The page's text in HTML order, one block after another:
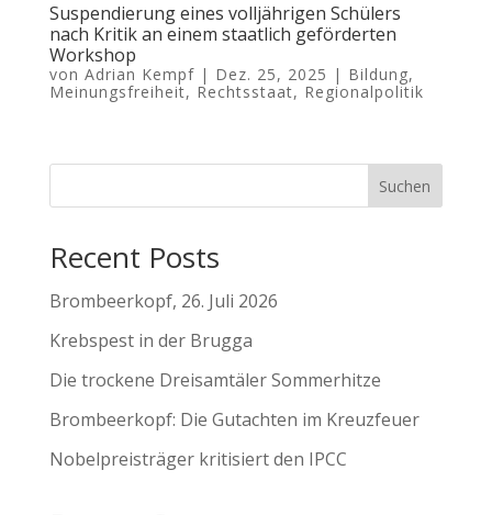
Suspendierung eines volljährigen Schülers
nach Kritik an einem staatlich geförderten
Workshop
von Adrian Kempf| Dez. 25, 2025 | Bildung,
Meinungsfreiheit, Rechtsstaat, Regionalpolitik
Suchen
Recent Posts
Brombeerkopf, 26. Juli 2026
Krebspest in der Brugga
Die trockene Dreisamtäler Sommerhitze
Brombeerkopf: Die Gutachten im Kreuzfeuer
Nobelpreisträger kritisiert den IPCC